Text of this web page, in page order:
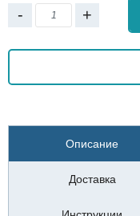
- +
Описание
Доставка